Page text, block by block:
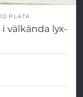
PLATA
välkända lyx-